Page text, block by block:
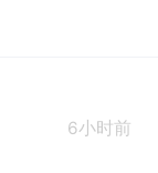
6小时前